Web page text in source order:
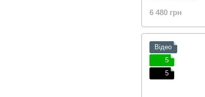
6 480 грн
Відео
5
5